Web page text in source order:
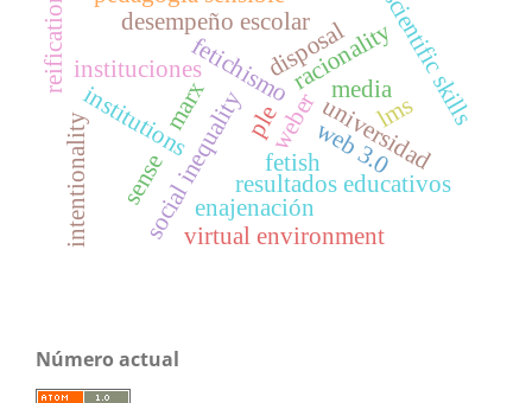
universidad
fetichismo
resultados educativos
desempeño escolar
social inequality
racionality
weber
institutions
instituciones
fetish
disposal
reification
enajenación
marx mediascientific skills
virtual environment
ple lms
web 3.0
intentionality sense
Número actual